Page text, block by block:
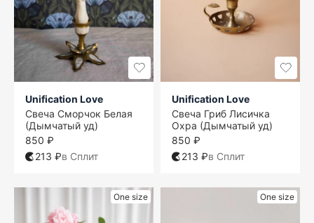
Unification Love
Свеча Сморчок Белая
(Дымчатый уд)
850 ₽
213 ₽в Сплит
Unification Love
Свеча Гриб Лисичка
Охра (Дымчатый уд)
850 ₽
213 ₽в Сплит
One size One size